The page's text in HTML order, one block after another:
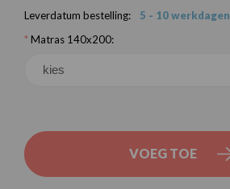
Leverdatum bestelling:
5 - 10 werkdagen
* Matras 140x200:
VOEG TOE